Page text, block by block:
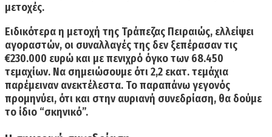
μετοχές.
Ειδικότερα η μετοχή της Τράπεζας Πειραιώς, ελλείψει
αγοραστών, οι συναλλαγές της δεν ξεπέρασαν τις
€230.000 ευρώ και με πενιχρό όγκο των 68.450
τεμαχίων. Να σημειώσουμε ότι 2,2 εκατ. τεμάχια
παρέμειναν ανεκτέλεστα. Το παραπάνω γεγονός
προμηνύει, ότι και στην αυριανή συνεδρίαση, θα δούμε
το ίδιο “σκηνικό”.